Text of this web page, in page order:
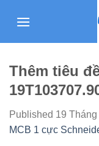
Thêm tiêu
Published 19
MCB 1 cực